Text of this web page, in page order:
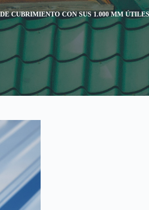
CUBRIMIENTO CON SUS 1.000 MM ÚTILES